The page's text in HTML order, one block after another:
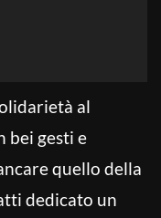
al
bei gesti e
quello della
dedicato un